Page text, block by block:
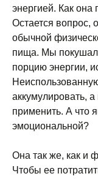
энергией. Как
Остается вопрос,
обычной
пища. Мы
порцию энергии,
аккумулировать,
применить. А что
эмоциональной?
Она так же, как и
Чтобы ее